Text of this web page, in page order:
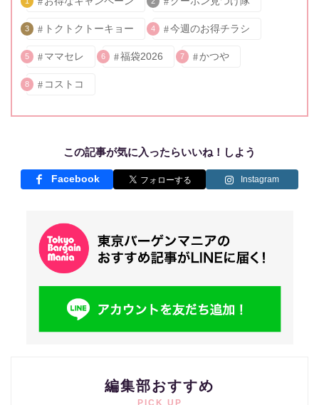
3 トクトクトーキョー 4 今週のお得チラシ
5 ママセレ 6 福袋2026 7 かつや
8 コストコ
この記事が気に入ったらいいね！しよう
Facebook Instagram
編集部おすすめ
PICK UP